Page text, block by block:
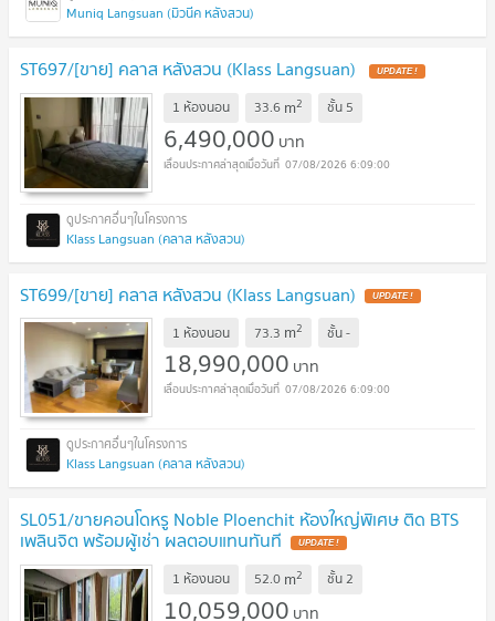
Muniq Langsuan (มิวนีค หลังสวน)
ST697/[ขาย] คลาส หลังสวน (Klass Langsuan)
1 ห้องนอน 33.6 m2 ชั้น 5
6,490,000 บาท
07/08/2026 6:09:00
Klass Langsuan (คลาส หลังสวน)
ST699/[ขาย] คลาส หลังสวน (Klass Langsuan)
1 ห้องนอน 73.3 m2 ชั้น-
18,990,000 บาท
07/08/2026 6:09:00
Klass Langsuan (คลาส หลังสวน)
SL051/ขายคอนโดหรู Noble Ploenchit ห้องใหญ่พิเศษ ติด BTS
เพลินจิต พร้อมผู้เช่า ผลตอบแทนทันที
1 ห้องนอน 52.0 m2 ชั้น2
10,059,000 บาท